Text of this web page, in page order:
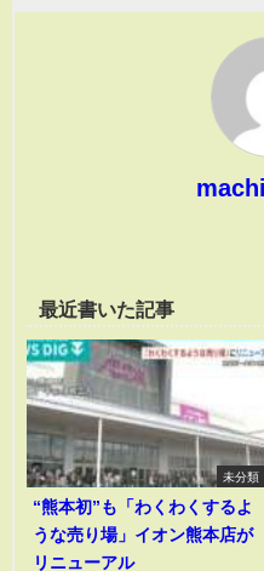
最近書いた記事
未分類
“熊本初”も「わくわくするよ
うな売り場」イオン熊本店が
リニューアル